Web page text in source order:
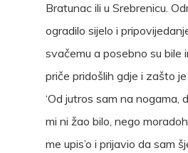
Bratunac ili u Srebrenicu.
ogradilo sijelo i
svačemu a posebno su bile
priče pridošlih gdje i zašto
‘Od jutros sam na nogama,
mi ni žao bilo, nego
me upis’o i prijavio da sam